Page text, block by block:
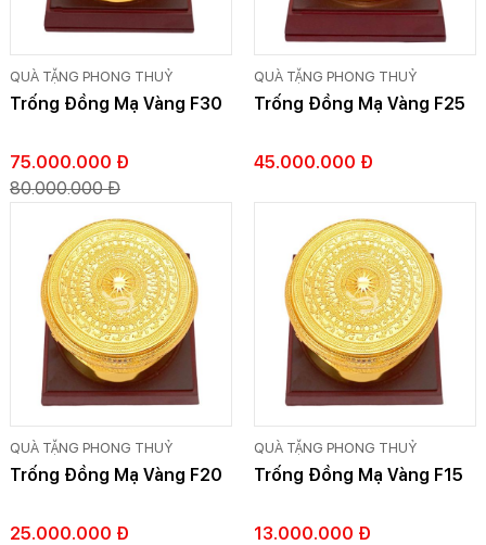
QUÀ TẶNG PHONG THUỶ
Trống Đồng Mạ Vàng F30
75.000.000 Đ
80.000.000 Đ
QUÀ TẶNG PHONG THUỶ
Trống Đồng Mạ Vàng F25
45.000.000 Đ
QUÀ TẶNG PHONG THUỶ
Trống Đồng Mạ Vàng F20
25.000.000 Đ
QUÀ TẶNG PHONG THUỶ
Trống Đồng Mạ Vàng F15
13.000.000 Đ